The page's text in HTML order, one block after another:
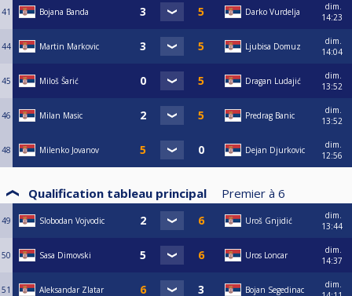
41 Bojana Banda Darko Vurdelja
dim.
14:23
44 Martin Markovic Ljubisa Domuz
dim.
14:04
45 Miloš Šarić Dragan Ludajić
dim.
13:52
46 Milan Masic Predrag Banic
dim.
13:52
48 Milenko Jovanov Dejan Djurkovic
dim.
12:56
Qualification tableau principal Premier à 6
49 Slobodan Vojvodic Uroš Gnjidić
dim.
13:44
50 Sasa Dimovski Uros Loncar
dim.
14:37
51 Aleksandar Zlatar Bojan Segedinac
dim.